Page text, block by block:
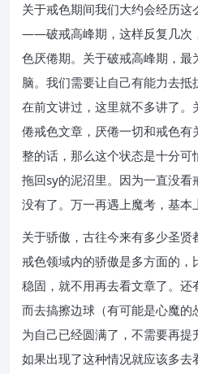
关于戒色期间我们大约会经历这
——破戒高峰期，这样反复几
色厌倦期。关于破戒高峰期，
脑。我们需要让自己有能力去
在前文讲过，这里就不多讲了
倦戒色文章，厌倦一切和戒色有
整的话，那么这个状态是十分
拖回sy的泥沼里。因为一直没
没有了。万一再遇上魔考，基本
关于骄傲，古往今来有多少圣
戒色领域内的骄傲是多方面的
稳固，就不用再去看文章了。还
而去搞擦边球（有可能是心魔的
为自己已经圆满了，不需要再提
如果出现了这种情况就应该多去